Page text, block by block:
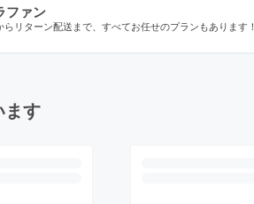
ファン
リターン配送まで、すべてお任せのプランもあります！
ます